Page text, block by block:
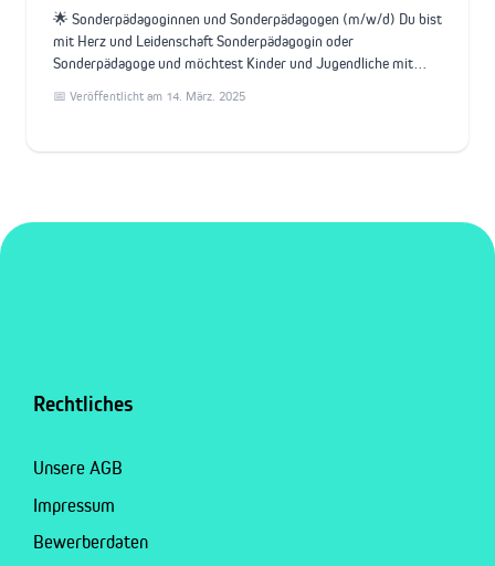
🌟 Sonderpädagoginnen und Sonderpädagogen (m/w/d) Du bist
mit Herz und Leidenschaft Sonderpädagogin oder
Sonderpädagoge und möchtest Kinder und Jugendliche mit…
📅 Veröffentlicht am 14. März. 2025
Rechtliches
Unsere AGB
Impressum
Bewerberdaten